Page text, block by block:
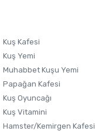
Kuş Kafesi
Kuş Yemi
Muhabbet Kuşu Yemi
Papağan Kafesi
Kuş Oyuncağı
Kuş Vitamini
Hamster/Kemirgen Kafesi